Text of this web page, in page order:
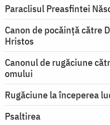
Paraclisul Preasfintei
Canon de pocăință către
Hristos
Canonul de rugăciune
omului
Rugăciune la începerea
Psaltirea